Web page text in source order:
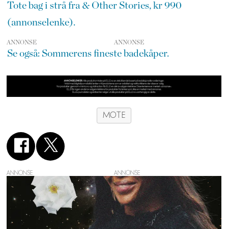
Tote bag i strå fra & Other Stories, kr 990
(annonselenke).
ANNONSE
Se også: Sommerens fineste badekåper.
MOTE
ANNONSE